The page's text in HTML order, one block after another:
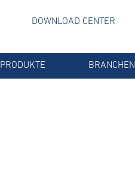
DOWNLOAD CENTER
PRODUKTE BRANCHEN